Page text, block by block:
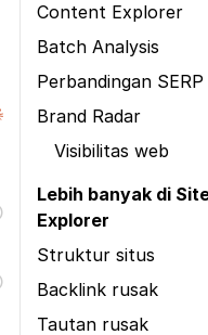
Content Explorer
Batch Analysis
Perbandingan SERP
Brand Radar
Visibilitas web
Lebih banyak di
Explorer
Struktur situs
Backlink rusak
Tautan rusak